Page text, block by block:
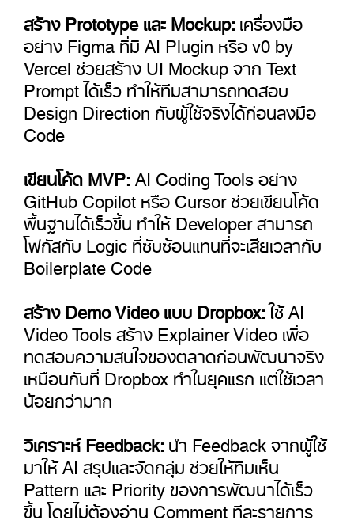
สร้าง Prototype และ Mockup:เครื่องมือ
อย่าง Figma ที่มี AI Plugin หรือ v0 by
Vercel ช่วยสร้าง UI Mockup จาก Text
Prompt ได้เร็ว ทำให้ทีมสามารถทดสอบ
Design Direction กับผู้ใช้จริงได้ก่อนลงมือ
Code
เขียนโค้ด MVP:AI Coding Tools อย่าง
GitHub Copilot หรือ Cursor ช่วยเขียนโค้ด
พื้นฐานได้เร็วขึ้น ทำให้ Developer สามารถ
โฟกัสกับ Logic ที่ซับซ้อนแทนที่จะเสียเวลากับ
Boilerplate Code
สร้าง Demo Video แบบ Dropbox:ใช้ AI
Video Tools สร้าง Explainer Video เพื่อ
ทดสอบความสนใจของตลาดก่อนพัฒนาจริง
เหมือนกับที่ Dropbox ทำในยุคแรก แต่ใช้เวลา
น้อยกว่ามาก
วิเคราะห์ Feedback:นำ Feedback จากผู้ใช้
มาให้ AI สรุปและจัดกลุ่ม ช่วยให้ทีมเห็น
Pattern และ Priority ของการพัฒนาได้เร็ว
ขึ้น โดยไม่ต้องอ่าน Comment ทีละรายการ